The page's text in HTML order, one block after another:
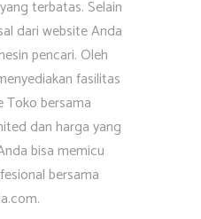
terbatas. Selain
dari website Anda
pencari. Oleh
fasilitas
Toko bersama
dan harga yang
bisa memicu
bersama